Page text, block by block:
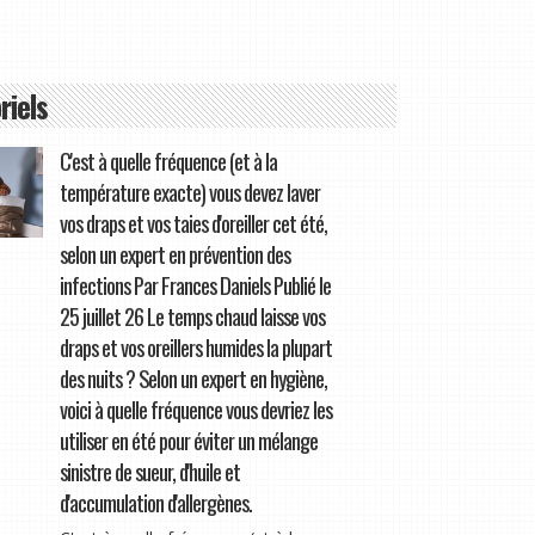
C'est à quelle fréquence (et à la
température exacte) vous devez laver
vos draps et vos taies d'oreiller cet été,
selon un expert en prévention des
infections Par Frances Daniels Publié le
25 juillet 26 Le temps chaud laisse vos
draps et vos oreillers humides la plupart
des nuits ? Selon un expert en hygiène,
voici à quelle fréquence vous devriez les
utiliser en été pour éviter un mélange
sinistre de sueur, d'huile et
d'accumulation d'allergènes.